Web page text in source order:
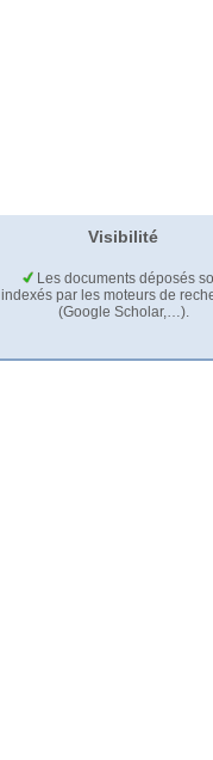
Visibilité
Les documents déposés
indexés par les moteurs de
(Google Scholar,…).